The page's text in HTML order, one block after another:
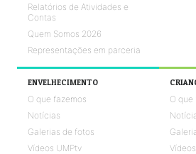
Relatórios de Atividades e
Contas
Quem Somos 2026
Representações em parceria
ENVELHECIMENTO
O que fazemos
Notícias
Galerias de fotos
Vídeos UMPtv
O que